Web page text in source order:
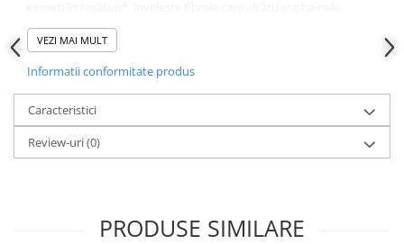
prevenind uzura și ruperea în timpul purtării și spălării. În acest
fel, oferă moliciune legendară, uscare rapidă și călcare ușoară.
Cu formula sa specială dezvoltată de experți în culoare*, asigură
că culorile hainelor tale rămân ca noi pentru mai mult timp.
Are grija de pielea ta neutralizand efectul detergentului cu
formula sa speciala dezvoltata de expertii Yumoş Extra.
VEZI MAI MULT
Informatii conformitate produs
Caracteristici
Review-uri(0)
PRODUSE SIMILARE